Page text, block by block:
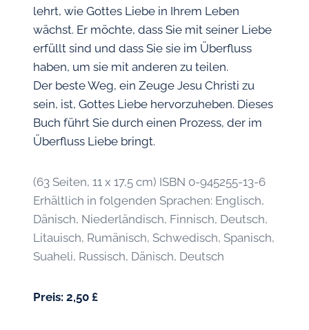
lehrt, wie Gottes Liebe in Ihrem Leben
wächst. Er möchte, dass Sie mit seiner Liebe
erfüllt sind und dass Sie sie im Überfluss
haben, um sie mit anderen zu teilen.
Der beste Weg, ein Zeuge Jesu Christi zu
sein, ist, Gottes Liebe hervorzuheben. Dieses
Buch führt Sie durch einen Prozess, der im
Überfluss Liebe bringt.
(63 Seiten, 11 x 17,5 cm) ISBN 0-945255-13-6
Erhältlich in folgenden Sprachen: Englisch,
Dänisch, Niederländisch, Finnisch, Deutsch,
Litauisch, Rumänisch, Schwedisch, Spanisch,
Suaheli, Russisch, Dänisch, Deutsch
Preis: 2,50 £